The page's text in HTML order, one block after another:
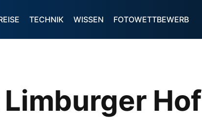
TECHNIK WISSEN FOTOWETTBEWERB
Hof